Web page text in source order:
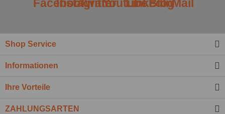
Shop Service
Informationen
Ihre Vorteile
ZAHLUNGSARTEN